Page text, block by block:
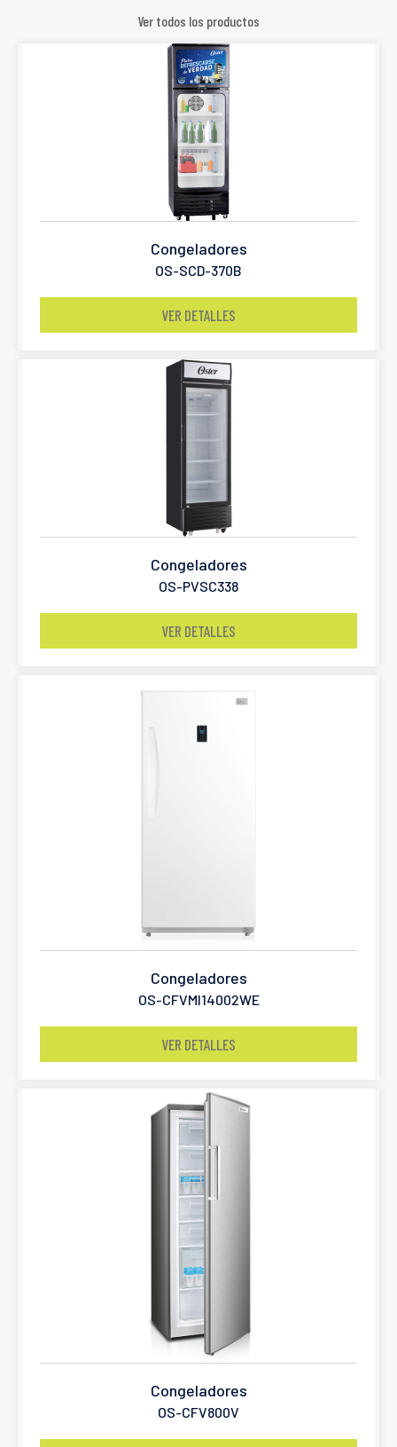
Ver todos los productos
Congeladores
OS-SCD-370B
VER DETALLES
Congeladores
OS-PVSC338
VER DETALLES
Congeladores
OS-CFVMI14002WE
VER DETALLES
Congeladores
OS-CFV800V